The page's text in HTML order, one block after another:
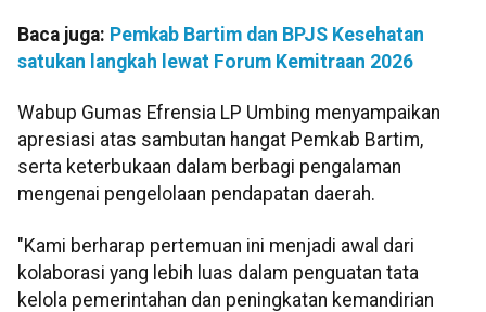
Baca juga: Pemkab Bartim dan BPJS Kesehatan
satukan langkah lewat Forum Kemitraan 2026
Wabup Gumas Efrensia LP Umbing menyampaikan
apresiasi atas sambutan hangat Pemkab Bartim,
serta keterbukaan dalam berbagi pengalaman
mengenai pengelolaan pendapatan daerah.
"Kami berharap pertemuan ini menjadi awal dari
kolaborasi yang lebih luas dalam penguatan tata
kelola pemerintahan dan peningkatan kemandirian